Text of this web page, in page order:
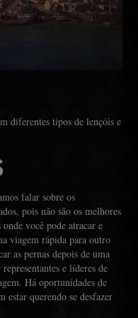
diferentes tipos de lençóis e
falar sobre os
pois não são os melhores
você pode atracar e
viagem rápida para outro
as pernas depois de uma
e líderes de
Há oportunidades de
estar querendo se desfazer